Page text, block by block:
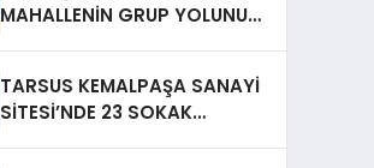
MAHALLENİN GRUP YOLUNU
TARSUS KEMALPAŞA SANAYİ
SİTESİ’NDE 23 SOKAK